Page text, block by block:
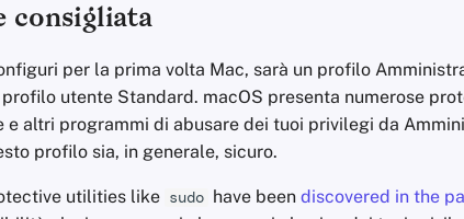
consigliata
per la prima volta Mac, sarà un profilo
utente Standard. macOS presenta numerose
e altri programmi di abusare dei tuoi privilegi da
profilo sia, in generale, sicuro.
utilities like sudo have been discovered in the